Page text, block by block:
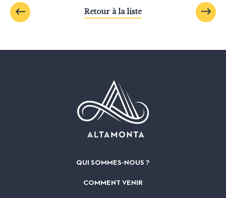
Retour à la liste
QUI SOMMES-NOUS ?
COMMENT VENIR